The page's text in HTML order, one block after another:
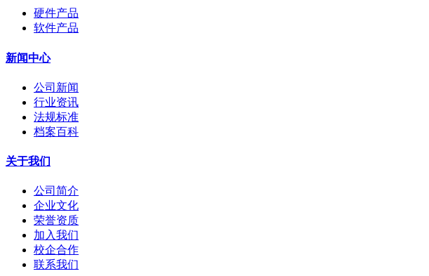
硬件产品
软件产品
新闻中心
公司新闻
行业资讯
法规标准
档案百科
关于我们
公司简介
企业文化
荣誉资质
加入我们
校企合作
联系我们